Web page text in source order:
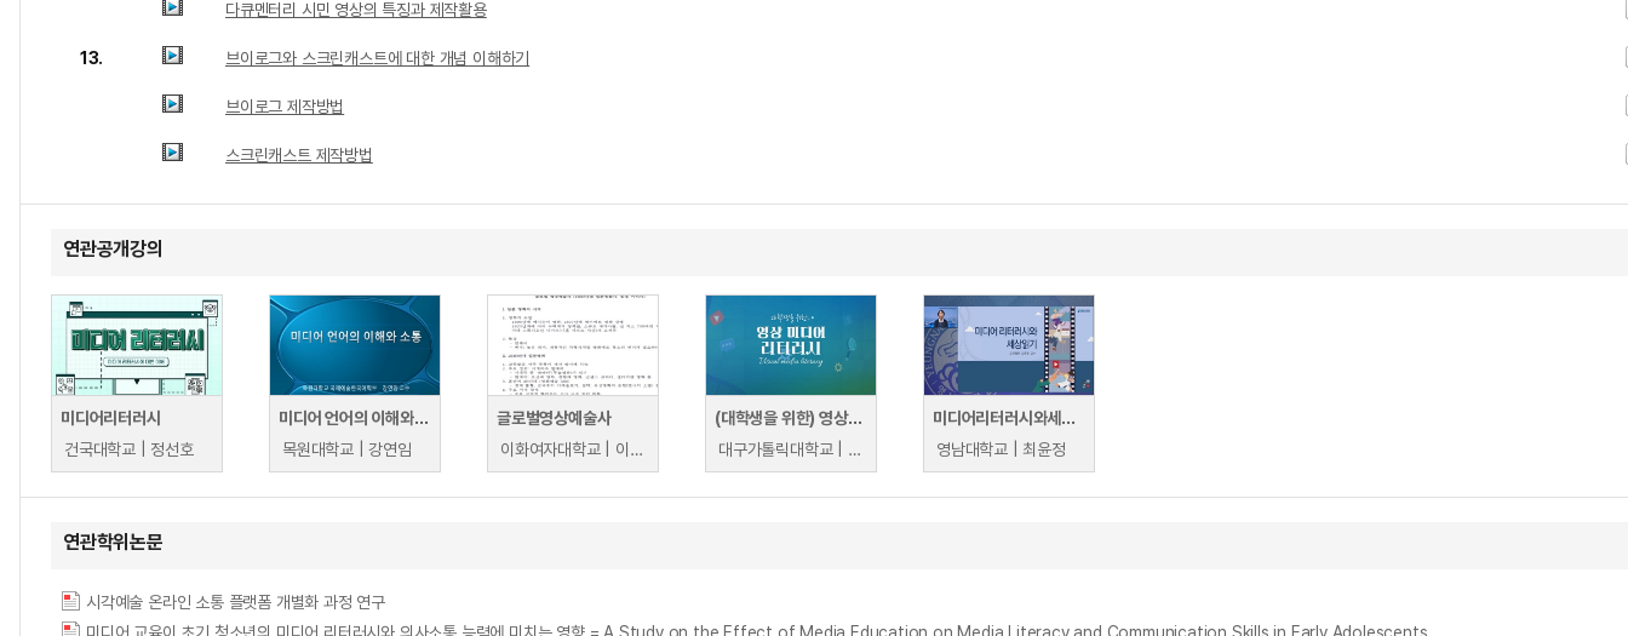
다큐멘터리 시민 영상의 특징과 제작활용
13. 브이로그와 스크린캐스트에 대한 개념 이해하기
브이로그 제작방법
스크린캐스트 제작방법
연관공개강의
미디어리터러시
건국대학교 | 정선호
미디어 언어의 이해와 소통
목원대학교 | 강연임
글로벌영상예술사
이화여자대학교 | 이형숙
(대학생을 위한) 영상미디어리터러시
대구가톨릭대학교 | 권장원
미디어리터러시와세상읽기
영남대학교 | 최윤정
연관학위논문
시각예술 온라인 소통 플랫폼 개별화 과정 연구